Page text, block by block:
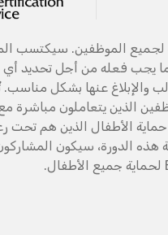
لجميع الموظفين. سيكتسب
يجب فعله من أجل تحديد
والإبلاغ عنها بشكل
الذين يتعاملون مباشرة
الأطفال الذين هم تحت
هذه الدورة، سيكون